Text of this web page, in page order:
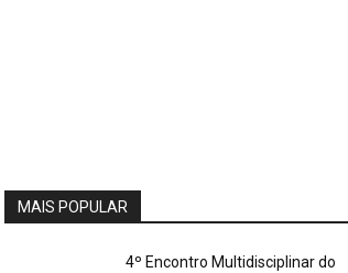
MAIS POPULAR
4º Encontro Multidisciplinar do